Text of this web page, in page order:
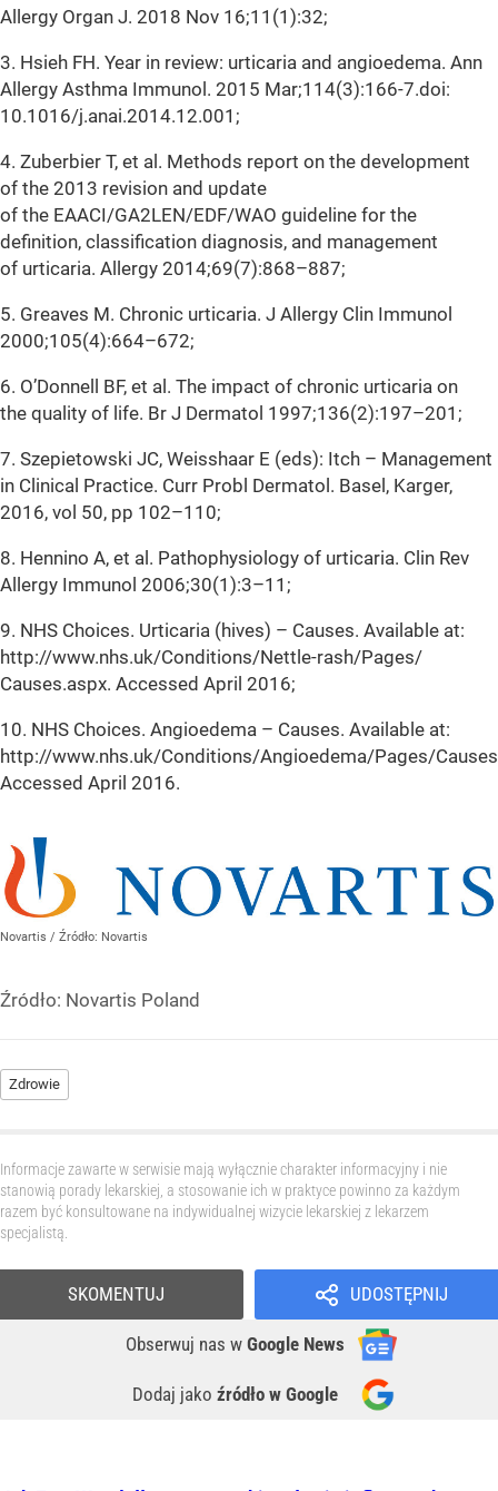
Allergy Organ J. 2018 Nov 16;11(1):32;
3. Hsieh FH. Year in review: urticaria and angioedema. Ann
Allergy Asthma Immunol. 2015 Mar;114(3):166-7.doi:
10.1016/j.anai.2014.12.001;
4. Zuberbier T, et al. Methods report on the development
of the 2013 revision and update
of the EAACI/GA2LEN/EDF/WAO guideline for the
definition, classification diagnosis, and management
of urticaria. Allergy 2014;69(7):868–887;
5. Greaves M. Chronic urticaria. J Allergy Clin Immunol
2000;105(4):664–672;
6. O’Donnell BF, et al. The impact of chronic urticaria on
the quality of life. Br J Dermatol 1997;136(2):197–201;
7. Szepietowski JC, Weisshaar E (eds): Itch – Management
in Clinical Practice. Curr Probl Dermatol. Basel, Karger,
2016, vol 50, pp 102–110;
8. Hennino A, et al. Pathophysiology of urticaria. Clin Rev
Allergy Immunol 2006;30(1):3–11;
9. NHS Choices. Urticaria (hives) – Causes. Available at:
http://www.nhs.uk/Conditions/Nettle-rash/Pages/
Causes.aspx. Accessed April 2016;
10. NHS Choices. Angioedema – Causes. Available at:
http://www.nhs.uk/Conditions/Angioedema/Pages/
Accessed April 2016.
Novartis / Źródło: Novartis
Źródło: Novartis Poland
Zdrowie
Informacje zawarte w serwisie mają wyłącznie charakter informacyjny i nie
stanowią porady lekarskiej, a stosowanie ich w praktyce powinno za każdym
razem być konsultowane na indywidualnej wizycie lekarskiej z lekarzem
specjalistą.
UDOSTĘPNIJ
Obserwuj nas w Google News
Dodaj jako źródło w Google
SKOMENTUJ